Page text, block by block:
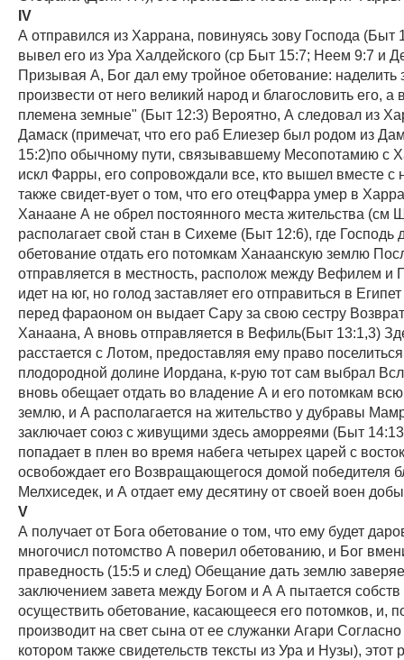
IV
А отправился из Харрана, повинуясь зову Господа (Быт
вывел его из Ура Халдейского (ср Быт 15:7; Неем 9:7 и
Призывая А, Бог дал ему тройное обетование: наделить
произвести от него великий народ и благословить его, а
племена земные" (Быт 12:3) Вероятно, А следовал из
Дамаск (примечат, что его раб Елиезер был родом из
15:2)по обычному пути, связывавшему Месопотамию с
искл Фарры, его сопровождали все, кто вышел вместе с
также свидет-вует о том, что его отецФарра умер в
Ханаане А не обрел постоянного места жительства (см
располагает свой стан в Сихеме (Быт 12:6), где Господь
обетование отдать его потомкам Ханаанскую землю
отправляется в местность, располож между Вефилем и
идет на юг, но голод заставляет его отправиться в
перед фараоном он выдает Сару за свою сестру
Ханаана, А вновь отправляется в Вефиль(Быт 13:1,3)
расстается с Лотом, предоставляя ему право
плодородной долине Иордана, к-рую тот сам выбрал
вновь обещает отдать во владение А и его потомкам
землю, и А располагается на жительство у дубравы
заключает союз с живущими здесь аморреями (Быт
попадает в плен во время набега четырех царей с
освобождает его Возвращающегося домой победителя
Мелхиседек, и А отдает ему десятину от своей воен
V
А получает от Бога обетование о том, что ему будет
многочисл потомство А поверил обетованию, и Бог
праведность (15:5 и след) Обещание дать землю
заключением завета между Богом и А А пытается
осуществить обетование, касающееся его потомков, и,
производит на свет сына от ее служанки Агари Согласно
котором также свидетельств тексты из Ура и Нузы), этот